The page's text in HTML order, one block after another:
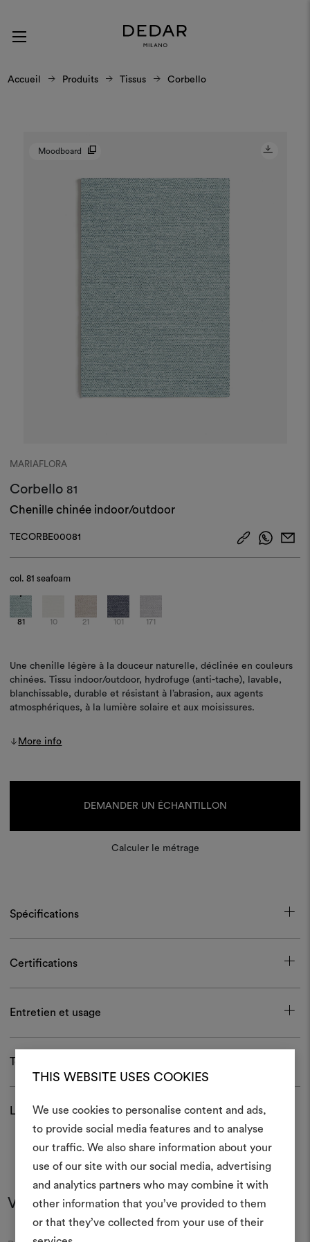
THIS WEBSITE USES COOKIES
We use cookies to personalise content and ads,
to provide social media features and to analyse
our traffic. We also share information about your
use of our site with our social media, advertising
and analytics partners who may combine it with
other information that you’ve provided to them
or that they’ve collected from your use of their
Accueil Produits Tissus Corbello
Moodboard
MARIAFLORA
Corbello 81
Chenille chinée indoor/outdoor
TECORBE00081
col.81 seafoam
81 10 21 101 171
Une chenille légère à la douceur naturelle, déclinée en couleurs
chinées. Tissu indoor/outdoor, hydrofuge (anti-tache), lavable,
blanchissable, durable et résistant à l’abrasion, aux agents
atmosphériques, à la lumière solaire et aux moisissures.
More info
DEMANDER UN ÉCHANTILLON
Calculer le métrage
Spécifications
Certifications
Entretien et usage
Télécharger
Livraison et retour
Vous pourriez aussi aimer
Créer
Un instrument interactif
à vos idées et les partager,
des matériaux et des